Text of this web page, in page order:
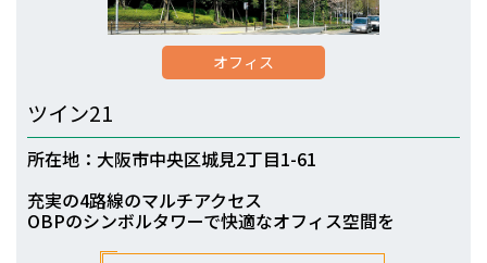
オフィス
ツイン21
所在地：大阪市中央区城見2丁目1-61
充実の4路線のマルチアクセス
OBPのシンボルタワーで快適なオフィス空間を